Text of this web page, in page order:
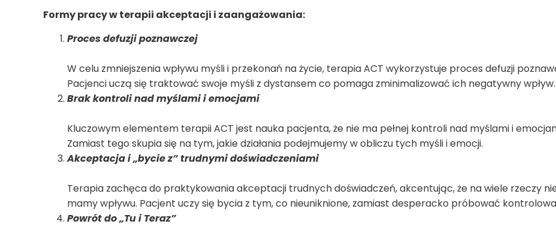
Formy pracy w terapii akceptacji i zaangażowania:
Proces defuzji poznawczej
W celu zmniejszenia wpływu myśli i przekonań na życie, terapia ACT wykorzystuje proces defuzji
Pacjenci uczą się traktować swoje myśli z dystansem co pomaga zminimalizować ich negatywny wpływ.
Brak kontroli nad myślami i emocjami
Kluczowym elementem terapii ACT jest nauka pacjenta, że nie ma pełnej kontroli nad myślami i
Zamiast tego skupia się na tym, jakie działania podejmujemy w obliczu tych myśli i emocji.
Akceptacja i „bycie z” trudnymi doświadczeniami
Terapia zachęca do praktykowania akceptacji trudnych doświadczeń, akcentując, że na wiele rzeczy
mamy wpływu. Pacjent uczy się bycia z tym, co nieuniknione, zamiast desperacko próbować
Powrót do „Tu i Teraz”